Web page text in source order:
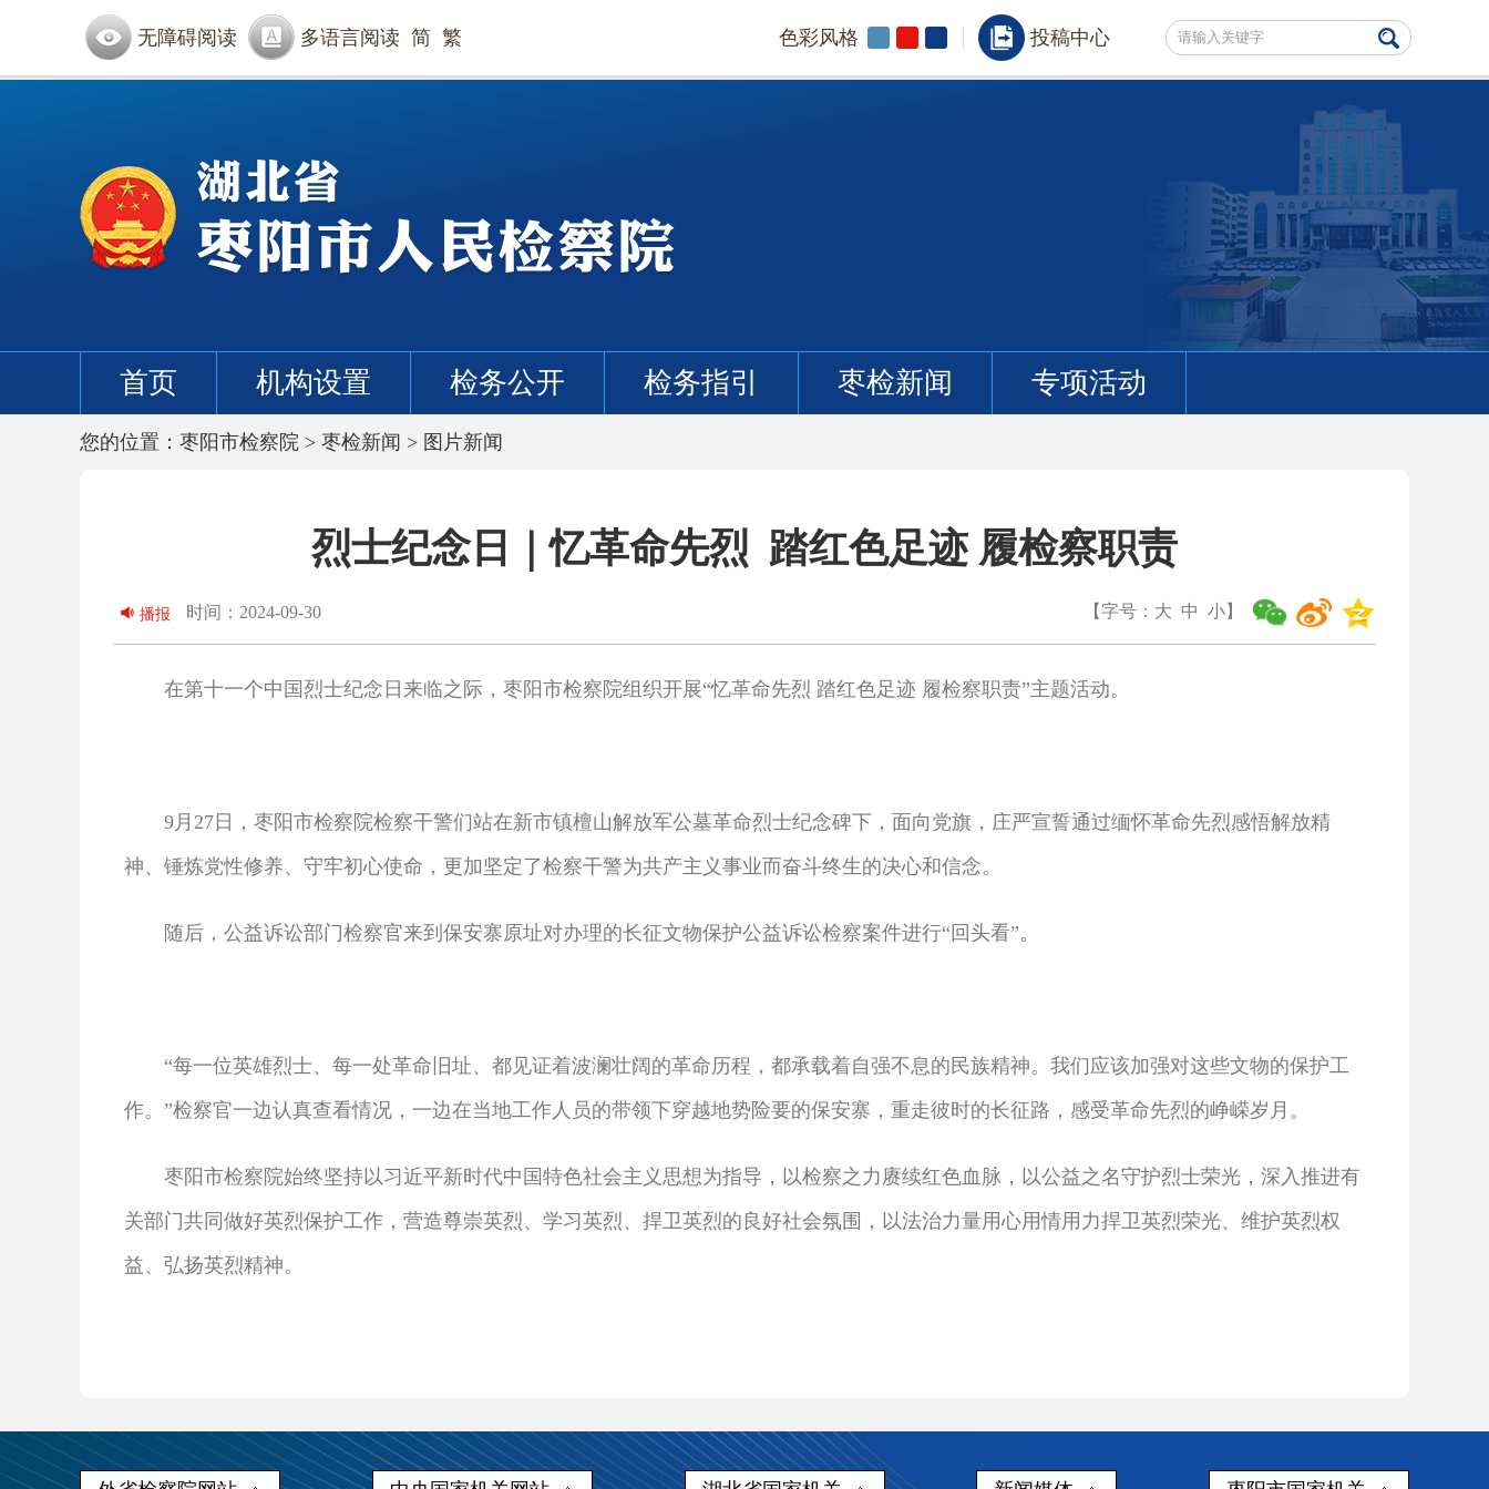
无障碍阅读 多语言阅读 简 繁 色彩风格 投稿中心
首页 机构设置 检务公开 检务指引 枣检新闻 专项活动
您的位置： 枣阳市检察院 > 枣检新闻 > 图片新闻
烈士纪念日｜忆革命先烈 踏红色足迹 履检察职责
【字号： 大 中 小】
播报 时间：2024-09-30
在第十一个中国烈士纪念日来临之际，枣阳市检察院组织开展“忆革命先烈 踏红色足迹 履检察职责”主题活动。
9月27日，枣阳市检察院检察干警们站在新市镇檀山解放军公墓革命烈士纪念碑下，面向党旗，庄严宣誓通过缅怀革命先烈感悟解放精
神、锤炼党性修养、守牢初心使命，更加坚定了检察干警为共产主义事业而奋斗终生的决心和信念。
随后，公益诉讼部门检察官来到保安寨原址对办理的长征文物保护公益诉讼检察案件进行“回头看”。
“每一位英雄烈士、每一处革命旧址、都见证着波澜壮阔的革命历程，都承载着自强不息的民族精神。我们应该加强对这些文物的保护工
作。”检察官一边认真查看情况，一边在当地工作人员的带领下穿越地势险要的保安寨，重走彼时的长征路，感受革命先烈的峥嵘岁月。
枣阳市检察院始终坚持以习近平新时代中国特色社会主义思想为指导，以检察之力赓续红色血脉，以公益之名守护烈士荣光，深入推进有
关部门共同做好英烈保护工作，营造尊崇英烈、学习英烈、捍卫英烈的良好社会氛围，以法治力量用心用情用力捍卫英烈荣光、维护英烈权
益、弘扬英烈精神。